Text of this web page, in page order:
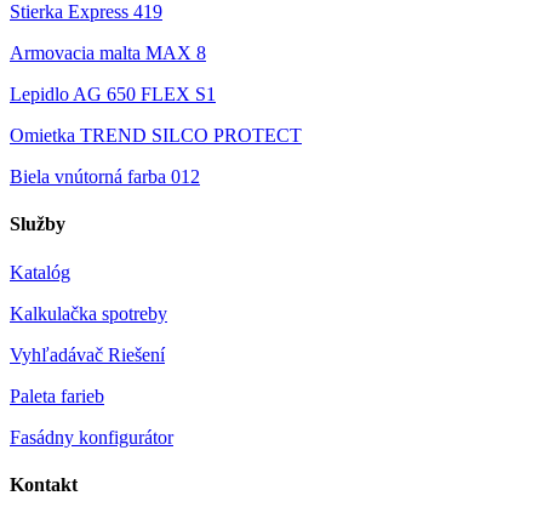
Stierka Express 419
Armovacia malta MAX 8
Lepidlo AG 650 FLEX S1
Omietka TREND SILCO PROTECT
Biela vnútorná farba 012
Služby
Katalóg
Kalkulačka spotreby
Vyhľadávač Riešení
Paleta farieb
Fasádny konfigurátor
Kontakt